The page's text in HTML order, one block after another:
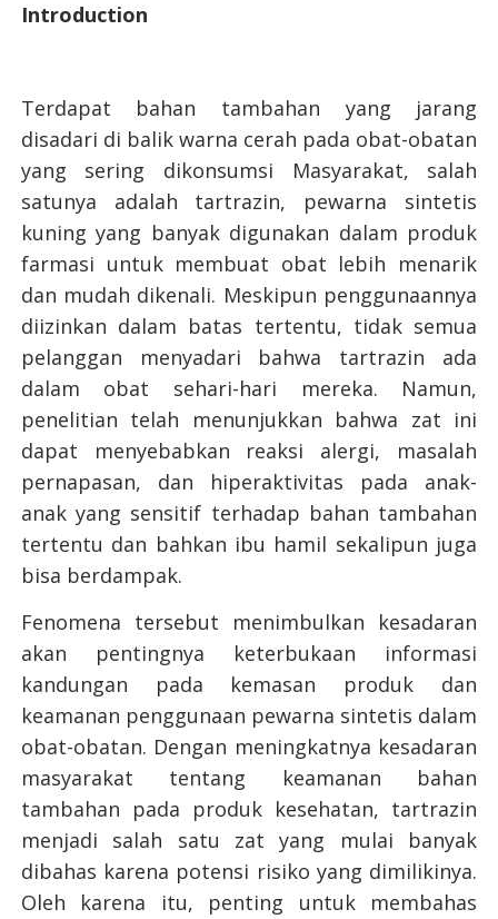
Introduction
Terdapat bahan tambahan yang jarang
disadari di balik warna cerah pada obat-obatan
yang sering dikonsumsi Masyarakat, salah
satunya adalah tartrazin, pewarna sintetis
kuning yang banyak digunakan dalam produk
farmasi untuk membuat obat lebih menarik
dan mudah dikenali. Meskipun penggunaannya
diizinkan dalam batas tertentu, tidak semua
pelanggan menyadari bahwa tartrazin ada
dalam obat sehari-hari mereka. Namun,
penelitian telah menunjukkan bahwa zat ini
dapat menyebabkan reaksi alergi, masalah
pernapasan, dan hiperaktivitas pada anak-
anak yang sensitif terhadap bahan tambahan
tertentu dan bahkan ibu hamil sekalipun juga
bisa berdampak.
Fenomena tersebut menimbulkan kesadaran
akan pentingnya keterbukaan informasi
kandungan pada kemasan produk dan
keamanan penggunaan pewarna sintetis dalam
obat-obatan. Dengan meningkatnya kesadaran
masyarakat tentang keamanan bahan
tambahan pada produk kesehatan, tartrazin
menjadi salah satu zat yang mulai banyak
dibahas karena potensi risiko yang dimilikinya.
Oleh karena itu, penting untuk membahas